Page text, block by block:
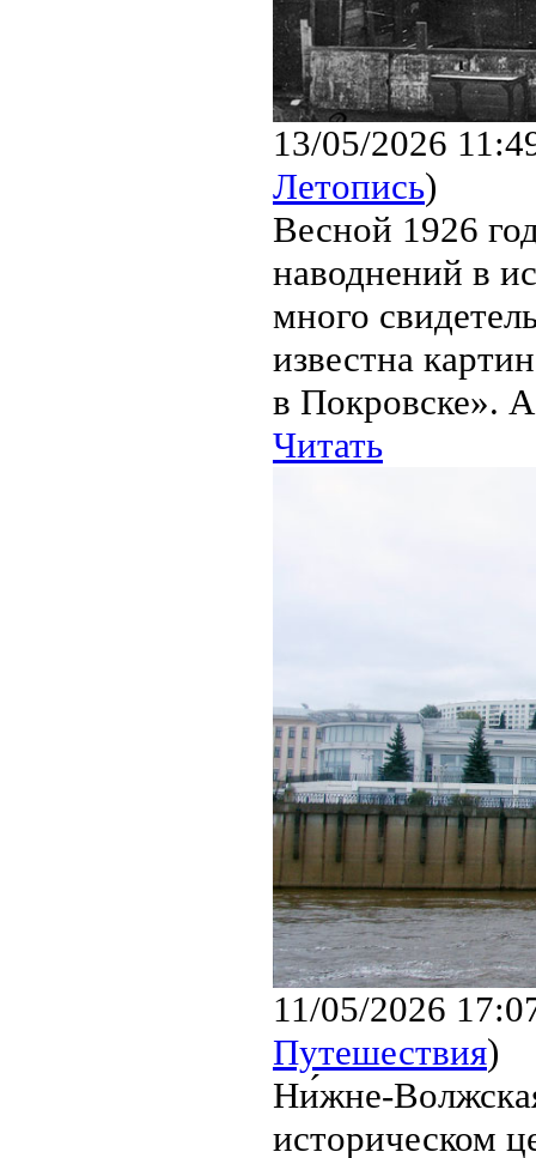
13/05/2026
Летопись)
Весной 1926
наводнений в
много
известна
в Покровске».
Читать
11/05/2026
Путешествия)
Ни́жне-
историческом